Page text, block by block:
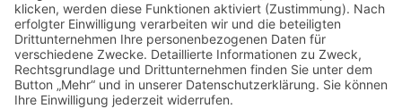
AGB
FOLGE UNS